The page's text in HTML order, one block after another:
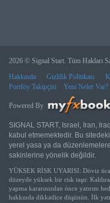
2026 © Signal Start. Tüm Hakları
Hakkında
Gizlilik Politikası
Portföy Takipçisi
Yeni Neler Var?
Powered By
SIGNAL START, Israel, Iran,
kabul etmemektedir. Bu
yerel yasa ya da düzenlemelere
sakinlerine yönelik değildir.
YÜKSEK RİSK UYARISI: Döviz
düzeyde yüksek bir risk taşır.
yapma kararınızdan önce yatırım
hakkında dikkatlice düşünün. İlk